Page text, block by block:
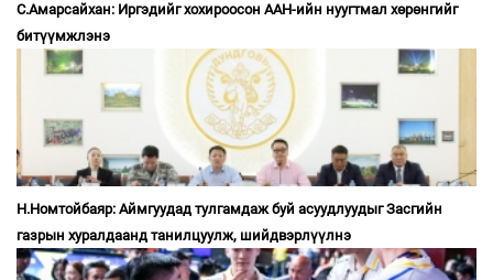
С.Амарсайхан: Иргэдийг хохироосон ААН-ийн нуугтмал хөрөнгийг
битүүмжлэнэ
Н.Номтойбаяр: Аймгуудад тулгамдаж буй асуудлуудыг Засгийн
газрын хуралдаанд танилцуулж, шийдвэрлүүлнэ